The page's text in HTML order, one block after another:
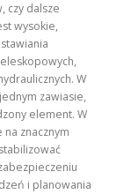
czy dalsze
wysokie,
W
zawiasie,
element. W
znacznym
i planowania